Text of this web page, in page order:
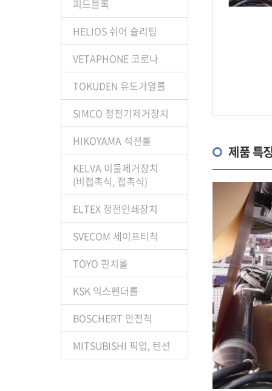
피드블록
HELIOS 쉬어 슬리팅
VETAPHONE 코로나
TOKUDEN 유도가열롤
SIMCO 정전기제거장치
HIKOYAMA 석션롤
KELVA 이물제거장치
(비접촉식, 접촉식)
ELTEX 정전인쇄장치
SVECOM 세이프티척
TOYO 핀치롤
KSK 익스펜더롤
BOSCHERT 안전척
MITSUBISHI 픽업, 텐션
제품 특